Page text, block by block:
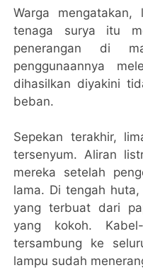
Warga
tenaga surya itu
penerangan di
penggunaannya
dihasilkan diyakini
beban.
Sepekan terakhir,
tersenyum. Aliran
mereka setelah
lama. Di tengah
yang terbuat dari
yang kokoh.
tersambung ke
lampu sudah